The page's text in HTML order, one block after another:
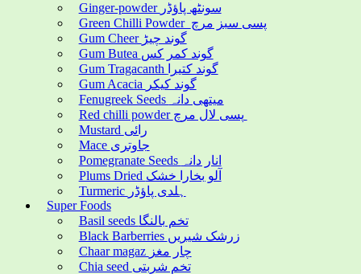
Ginger-powder سونٹھ پاؤڈر
Green Chilli Powder پسی سبز مرچ
Gum Cheer گوند چیڑ
Gum Butea گوند کمر کس
Gum Tragacanth گوند کتیرا
Gum Acacia گوند کیکر
Fenugreek Seeds میتھی دانہ
Mustard رائی
Mace جاوتری
Pomegranate Seeds انار دانہ
Plums Dried آلو بخارا خشک
Turmeric ہلدی پاؤڈر
Super Foods
Basil seeds تخم بالنگا
Black Barberries زرشک شیریں
Chaar magaz چار مغز
Chia seed تخم شربتی